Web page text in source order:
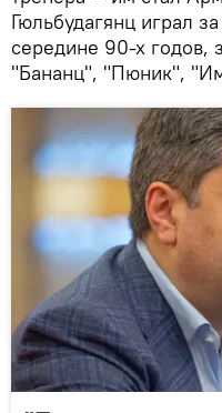
Гюльбудагянц играл
середине 90-х годов,
"Бананц", "Пюник",